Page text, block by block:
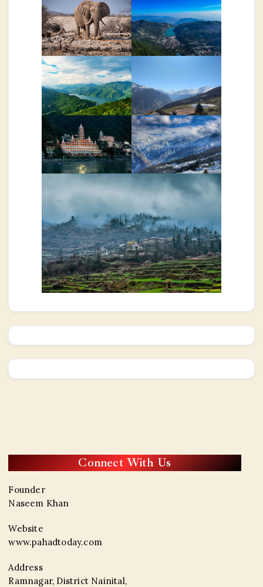
Connect With Us
Founder
Naseem Khan
Website
www.pahadtoday.com
Address
Ramnagar, District Nainital,